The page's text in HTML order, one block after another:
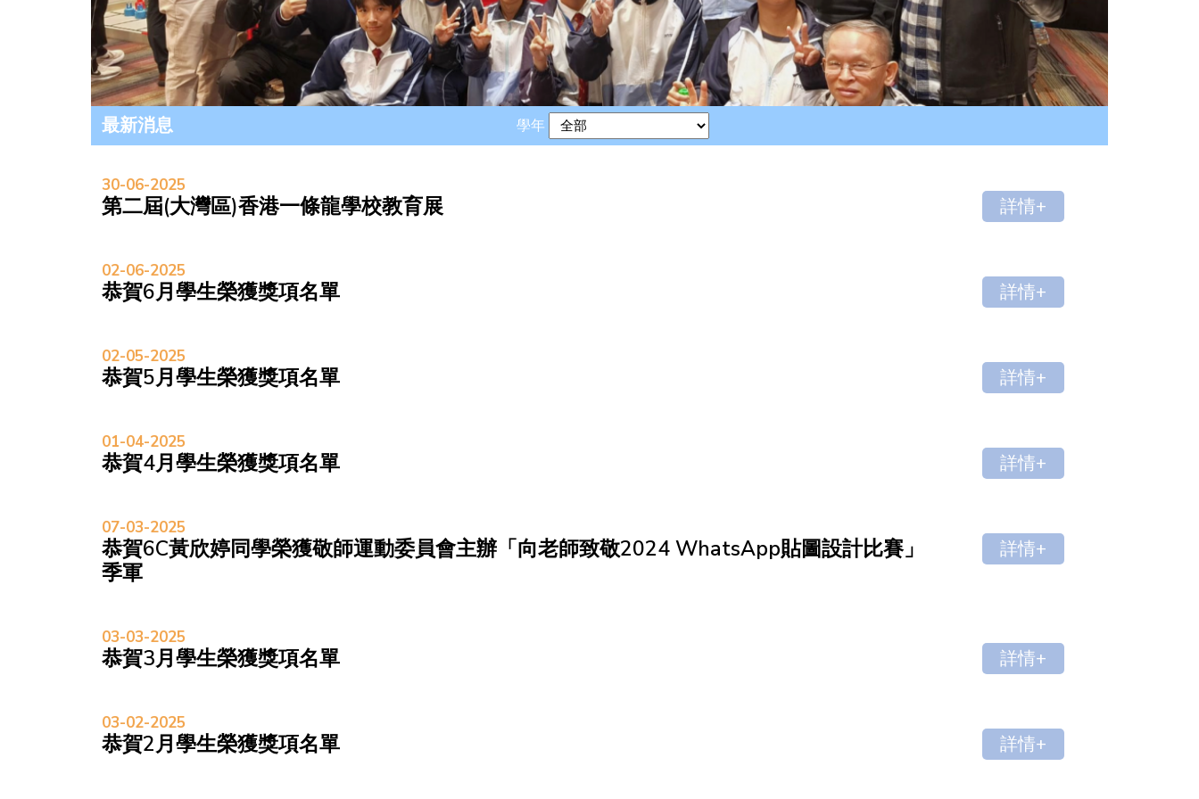
最新消息 學年
30-06-2025
第二屆(大灣區)香港一條龍學校教育展 詳情+
02-06-2025
恭賀6月學生榮獲獎項名單 詳情+
02-05-2025
恭賀5月學生榮獲獎項名單 詳情+
01-04-2025
恭賀4月學生榮獲獎項名單 詳情+
07-03-2025
恭賀6C黃欣婷同學榮獲敬師運動委員會主辦「向老師致敬2024 WhatsApp貼圖設計比賽」
季軍
詳情+
03-03-2025
恭賀3月學生榮獲獎項名單 詳情+
03-02-2025
恭賀2月學生榮獲獎項名單 詳情+